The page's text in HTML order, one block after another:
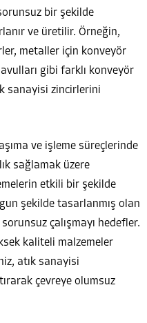
bir şekilde
ve üretilir. Örneğin,
metaller için konveyör
gibi farklı konveyör
sanayisi zincirlerini
ve işleme süreçlerinde
sağlamak üzere
etkili bir şekilde
şekilde tasarlanmış olan
çalışmayı hedefler.
kaliteli malzemeler
atık sanayisi
çevreye olumsuz